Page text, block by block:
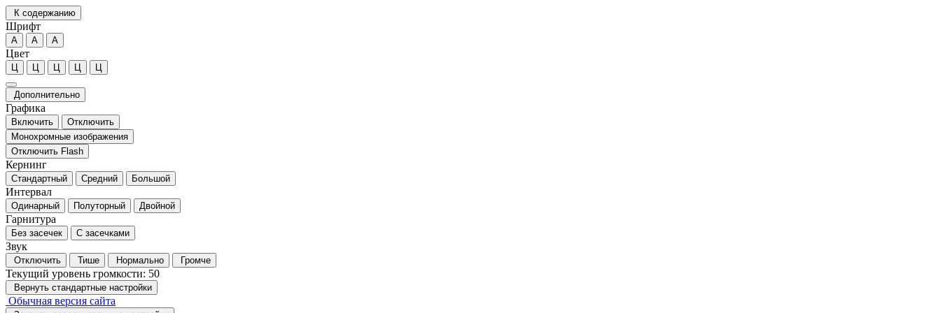
К содержанию
Шрифт
А А А
Цвет
Ц Ц Ц Ц Ц
Дополнительно
Графика
Включить
Отключить
Монохромные изображения
Отключить Flash
Кернинг
Стандартный Средний Большой
Интервал
Одинарный Полуторный Двойной
Гарнитура
Без засечек С засечками
Звук
Отключить Тише Нормально Громче
Текущий уровень громкости: 50
Вернуть стандартные настройки
Обычная версия сайта